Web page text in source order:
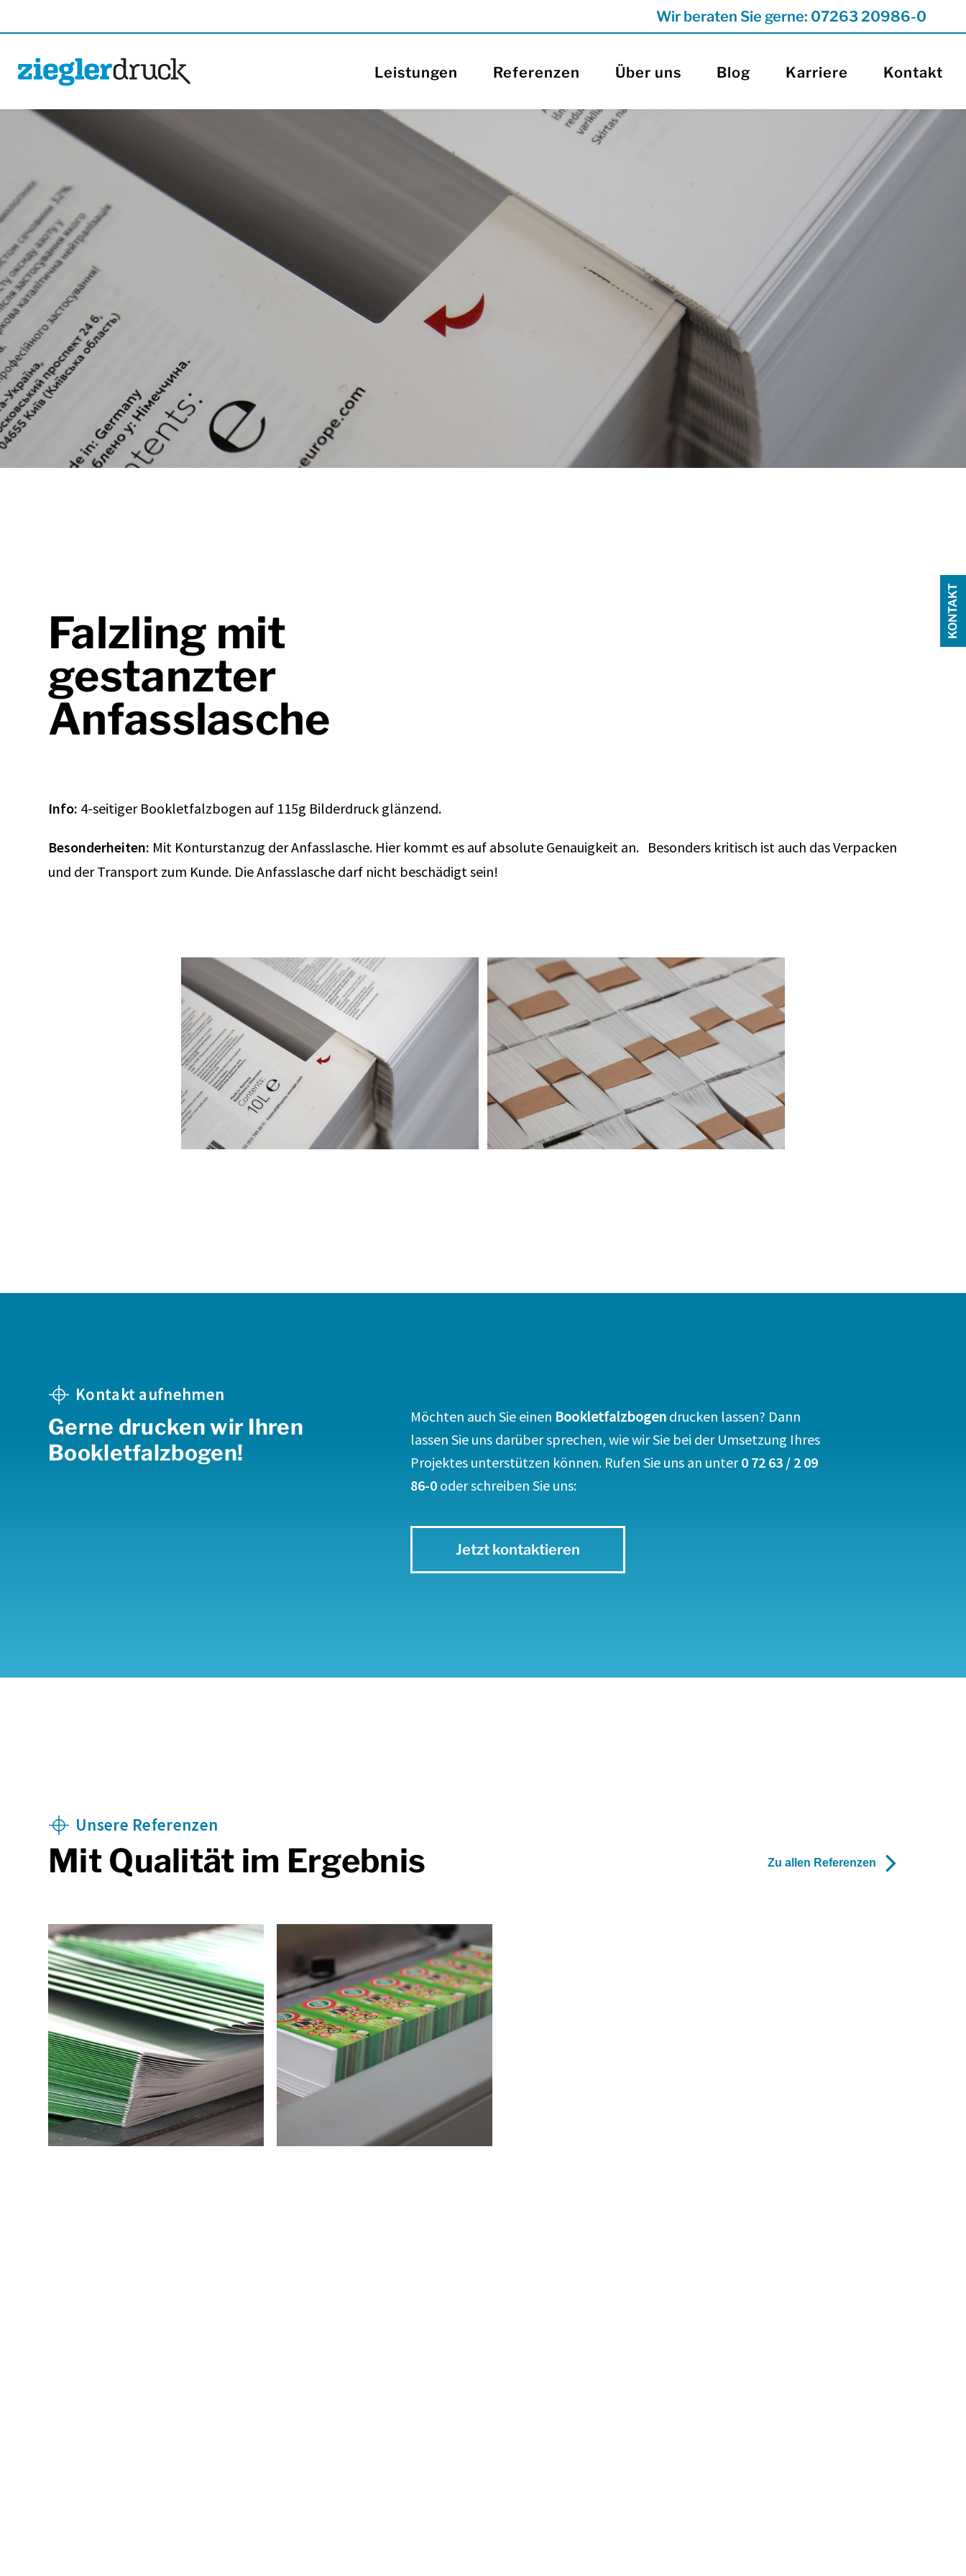
KONTAKT
Wir beraten Sie gerne: 07263 20986-0
Leistungen Referenzen Über uns Blog Karriere Kontakt
Falzling mit
gestanzter
Anfasslasche
Info: 4-seitiger Bookletfalzbogen auf 115g Bilderdruck glänzend.
Besonderheiten: Mit Konturstanzug der Anfasslasche. Hier kommt es auf absolute Genauigkeit an. Besonders kritisch ist auch das Verpacken
und der Transport zum Kunde. Die Anfasslasche darf nicht beschädigt sein!
Kontakt aufnehmen
Gerne drucken wir Ihren
Bookletfalzbogen!
Möchten auch Sie einen Bookletfalzbogen drucken lassen? Dann
lassen Sie uns darüber sprechen, wie wir Sie bei der Umsetzung Ihres
Projektes unterstützen können. Rufen Sie uns an unter0 72 63 / 2 09
86-0 oder schreiben Sie uns:
Jetzt kontaktieren
Unsere Referenzen
Mit Qualität im Ergebnis Zu allen Referenzen